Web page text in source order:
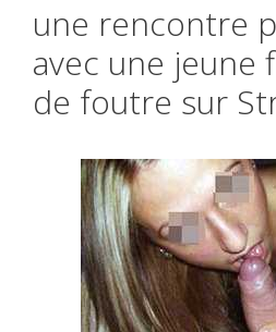
une rencontre
avec une jeune
de foutre sur